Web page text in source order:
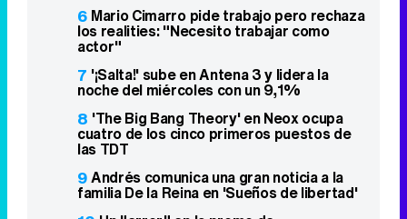
6 Mario Cimarro pide trabajo pero rechaza
los realities: "Necesito trabajar como
actor"
7 '¡Salta!' sube en Antena 3 y lidera la
noche del miércoles con un 9,1%
8 'The Big Bang Theory' en Neox ocupa
cuatro de los cinco primeros puestos de
las TDT
9Andrés comunica una gran noticia a la
familia De la Reina en 'Sueños de libertad'